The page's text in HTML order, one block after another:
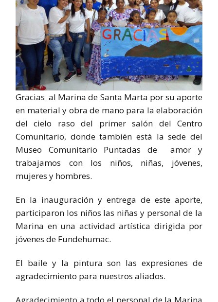
Gracias al Marina de Santa Marta por su aporte
en material y obra de mano para la elaboración
del cielo raso del primer salón del Centro
Comunitario, donde también está la sede del
Museo Comunitario Puntadas de amor y
trabajamos con los niños, niñas, jóvenes,
mujeres y hombres.
En la inauguración y entrega de este aporte,
participaron los niños las niñas y personal de la
Marina en una actividad artística dirigida por
jóvenes de Fundehumac.
El baile y la pintura son las expresiones de
agradecimiento para nuestros aliados.